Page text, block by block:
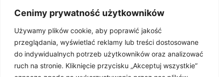
Cenimy prywatność użytkowników
Używamy plików cookie, aby poprawić jakość
przeglądania, wyświetlać reklamy lub treści dostosowane
do indywidualnych potrzeb użytkowników oraz analizować
ruch na stronie. Kliknięcie przycisku „Akceptuj wszystkie”
Instalacje gazowe
Instalacje wodno-kanalizacyjne
Modernizacje
Godziny otwarcia